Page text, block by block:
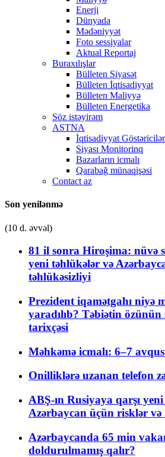
Enerji
Dünyada
Mədəniyyət
Foto sessiyalar
Aktual Reportaj
Buraxılışlar
Bülleten Siyasət
Bülleten İqtisadiyyat
Bülleten Maliyyə
Bülleten Energetika
Söz istəyirəm
ASTNA
İqtisadiyyat
Siyası Monitorinq
Bazarların icmalı
Qarabağ münaqişəsi
Contact az
Son yenilənmə
(10 d. əvvəl)
81 il sonra Hiroşima: nüvə
yeni təhlükələr və
təhlükəsizliyi
Prezident iqamətgahı niyə
yaradılıb? Təbiətin
tarixçəsi
Məhkəmə icmalı: 6–7
Onilliklərə uzanan telefon
ABŞ-ın Rusiyaya qarşı
Azərbaycan üçün risklər
Azərbaycanda 65 min
doldurulmamış qalır?